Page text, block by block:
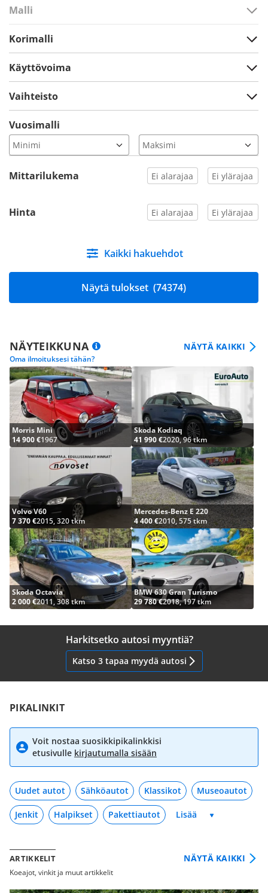
Malli
Korimalli
Käyttövoima
Vaihteisto
Vuosimalli
Mittarilukema
Hinta
Kaikki hakuehdot
Näytä tulokset (74374)
NÄYTEIKKUNA
Oma ilmoituksesi tähän?
NÄYTÄ KAIKKI
Morris Mini
14 900 €1967
Skoda Kodiaq
41 990 €2020, 96 tkm
Volvo V60
7 370 €2015, 320 tkm
Mercedes-Benz E 220
4 400 €2010, 575 tkm
Skoda Octavia
2 000 €2011, 308 tkm
BMW 630 Gran Turismo
29 780 €2018, 197 tkm
Harkitsetko autosi myyntiä?
Katso 3 tapaa myydä autosi
PIKALINKIT
Voit nostaa suosikkipikalinkkisi
etusivulle kirjautumalla sisään
Uudet autot Sähköautot Klassikot Museoautot
Jenkit Halpikset Pakettiautot
ARTIKKELIT NÄYTÄ KAIKKI
Koeajot, vinkit ja muut artikkelit